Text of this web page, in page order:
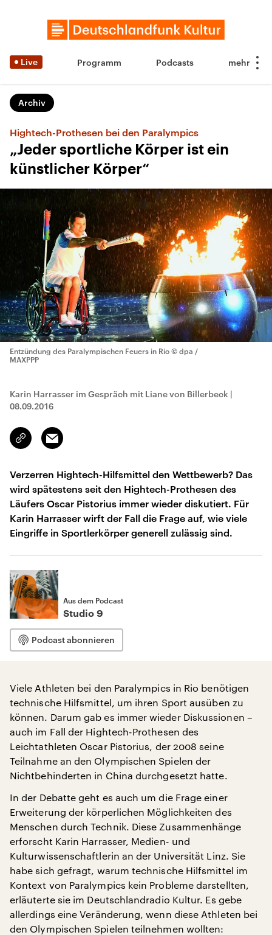
Live Programm Podcasts
Archiv
Hightech-Prothesen bei den Paralympics
„Jeder sportliche Körper ist ein
künstlicher Körper“
Entzündung des Paralympischen Feuers in Rio © dpa /
MAXPPP
Karin Harrasser im Gespräch mit Liane von Billerbeck |
08.09.2016
Link
kopieren/teilen
Email
Verzerren Hightech-Hilfsmittel den Wettbewerb? Das
wird spätestens seit den Hightech-Prothesen des
Läufers Oscar Pistorius immer wieder diskutiert. Für
Karin Harrasser wirft der Fall die Frage auf, wie viele
Eingriffe in Sportlerkörper generell zulässig sind.
Aus dem Podcast
Studio 9
Podcast abonnieren
Viele Athleten bei den Paralympics in Rio benötigen
technische Hilfsmittel, um ihren Sport ausüben zu
können. Darum gab es immer wieder Diskussionen –
auch im Fall der Hightech-Prothesen des
Leichtathleten Oscar Pistorius, der 2008 seine
Teilnahme an den Olympischen Spielen der
Nichtbehinderten in China durchgesetzt hatte.
In der Debatte geht es auch um die Frage einer
Erweiterung der körperlichen Möglichkeiten des
Menschen durch Technik. Diese Zusammenhänge
erforscht Karin Harrasser, Medien- und
Kulturwissenschaftlerin an der Universität Linz. Sie
habe sich gefragt, warum technische Hilfsmittel im
Kontext von Paralympics kein Probleme darstellten,
erläuterte sie im Deutschlandradio Kultur. Es gebe
allerdings eine Veränderung, wenn diese Athleten bei
den Olympischen Spielen teilnehmen wollten: